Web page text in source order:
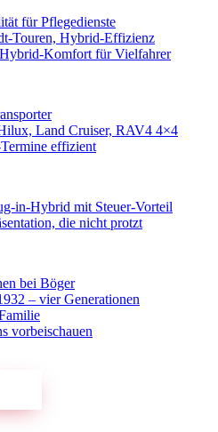
für Pflegedienste
Touren, Hybrid-Effizienz
Hybrid-Komfort für Vielfahrer
Land Cruiser, RAV4 4×4
effizient
in-Hybrid mit Steuer-Vorteil
die nicht protzt
bei Böger
– vier Generationen
vorbeischauen